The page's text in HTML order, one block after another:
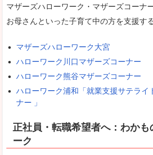
マザーズハローワーク・マザーズコーナ
お母さんといった子育て中の方を支援す
マザーズハローワーク大宮
ハローワーク川口マザーズコーナー
ハローワーク熊谷マザーズコーナー
ハローワーク浦和「就業支援サテライ
ナー 」
正社員・転職希望者へ：わかも
ーク